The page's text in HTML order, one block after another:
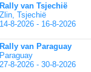
Rally van Tsjechië
Zlin, Tsjechië
14-8-2026 - 16-8-2026
Rally van Paraguay
Paraguay
27-8-2026 - 30-8-2026